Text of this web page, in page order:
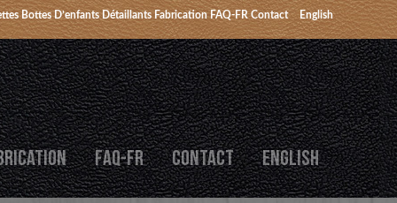
Bottes D’enfants Détaillants Fabrication FAQ-FR Contact English
FAQ-FR CONTACT ENGLISH